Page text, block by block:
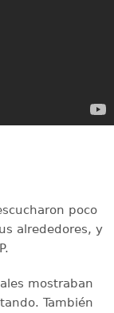
poco
alrededores, y
mostraban
También